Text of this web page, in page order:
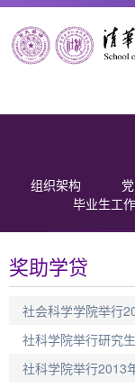
组织架构
毕业生工作
奖助学贷
社会科学学院举行
社科学院举行研究
社科学院举行2013